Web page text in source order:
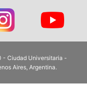
- Ciudad Universitaria -
Aires, Argentina.